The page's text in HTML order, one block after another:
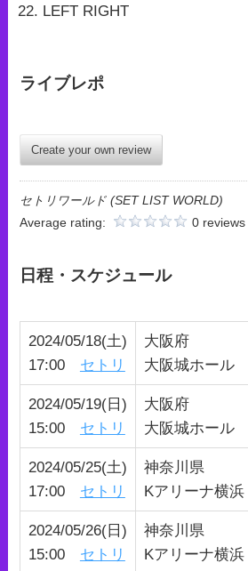
LEFT RIGHT
ライブレポ
Create your own review
セトリワールド (SET LIST WORLD)
Average rating:
0 reviews
日程・スケジュール
2024/05/18(土)
17:00 セトリ
大阪府
⼤阪城ホール
2024/05/19(日)
15:00 セトリ
大阪府
⼤阪城ホール
2024/05/25(土)
17:00 セトリ
神奈川県
Kアリーナ横浜
2024/05/26(日)
15:00 セトリ
神奈川県
Kアリーナ横浜